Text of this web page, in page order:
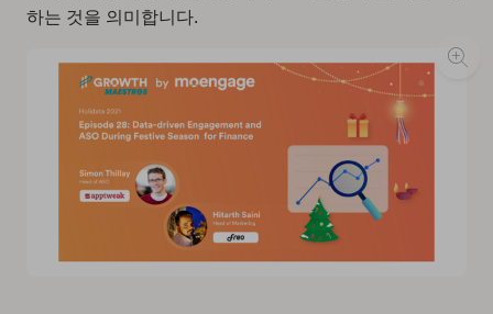
하는 것을 의미합니다.